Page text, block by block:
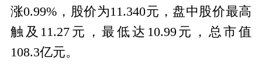
涨0.99%，股价为11.340元，盘中股价最高
触及11.27元，最低达10.99元，总市值
108.3亿元。